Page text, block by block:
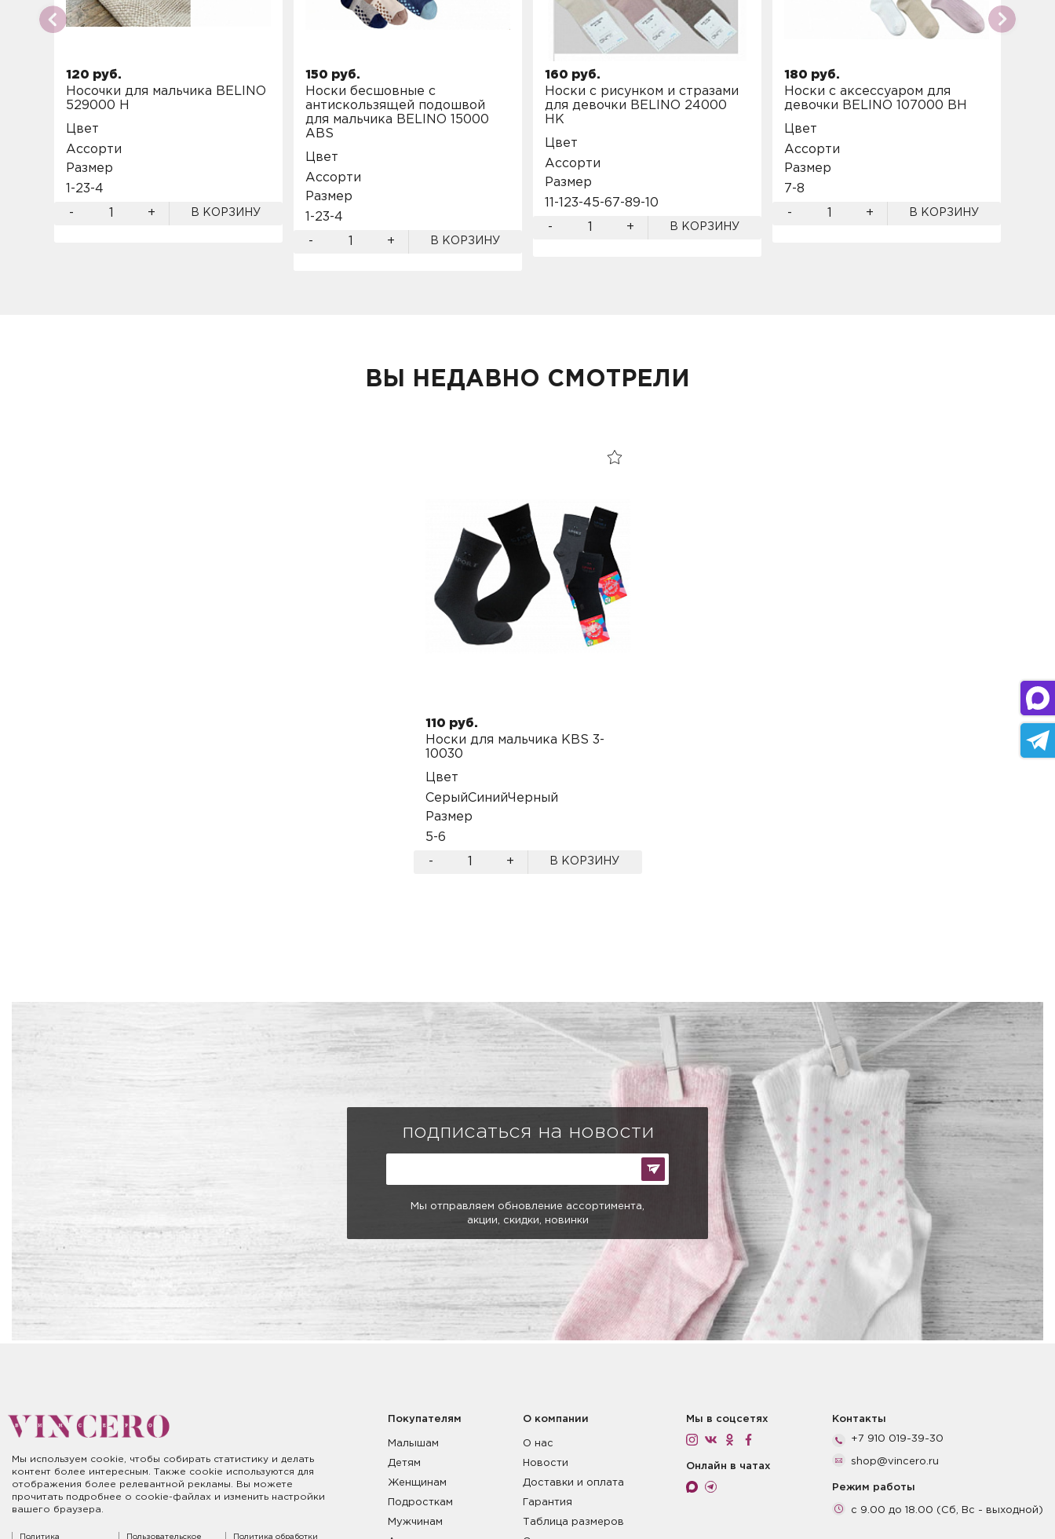
120 руб.
Носочки для мальчика BELINO
529000 H
Цвет
Ассорти
Размер
1-23-4
- + В КОРЗИНУ
150 руб.
Носки бесшовные с
антискользящей подошвой
для мальчика BELINO 15000
ABS
Цвет
Ассорти
Размер
1-23-4
- + В КОРЗИНУ
160 руб.
Носки с рисунком и стразами
для девочки BELINO 24000
HK
Цвет
Ассорти
Размер
11-123-45-6 7-89-10
- + В КОРЗИНУ
180 руб.
Носки с аксессуаром для
девочки BELINO 107000 BH
Цвет
Ассорти
Размер
7-8
- + В КОРЗИНУ
ВЫ НЕДАВНО СМОТРЕЛИ
110 руб.
Носки для мальчика KBS 3-
10030
Цвет
СерыйСинийЧерный
Размер
5-6
- + В КОРЗИНУ
подписаться на новости
Мы отправляем обновление ассортимента,
акции, скидки, новинки
Мы используем cookie, чтобы собирать статистику и делать
контент более интересным. Также cookie используются для
отображения более релевантной рекламы. Вы можете
прочитать подробнее о cookie-файлах и изменить настройки
вашего браузера.
Политика Пользовательское Политика обработки
Покупателям
Малышам
Детям
Женщинам
Подросткам
Мужчинам
О компании
О нас
Новости
Доставки и оплата
Гарантия
Таблица размеров
Мы в соцсетях
Онлайн в чатах
Контакты
+7 910 019-39-30
shop@vincero.ru
Режим работы
с 9.00 до 18.00 (Сб, Вс - выходной)